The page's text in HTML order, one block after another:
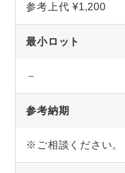
参考上代 ¥1,200
最小ロット
－
参考納期
※ご相談ください。